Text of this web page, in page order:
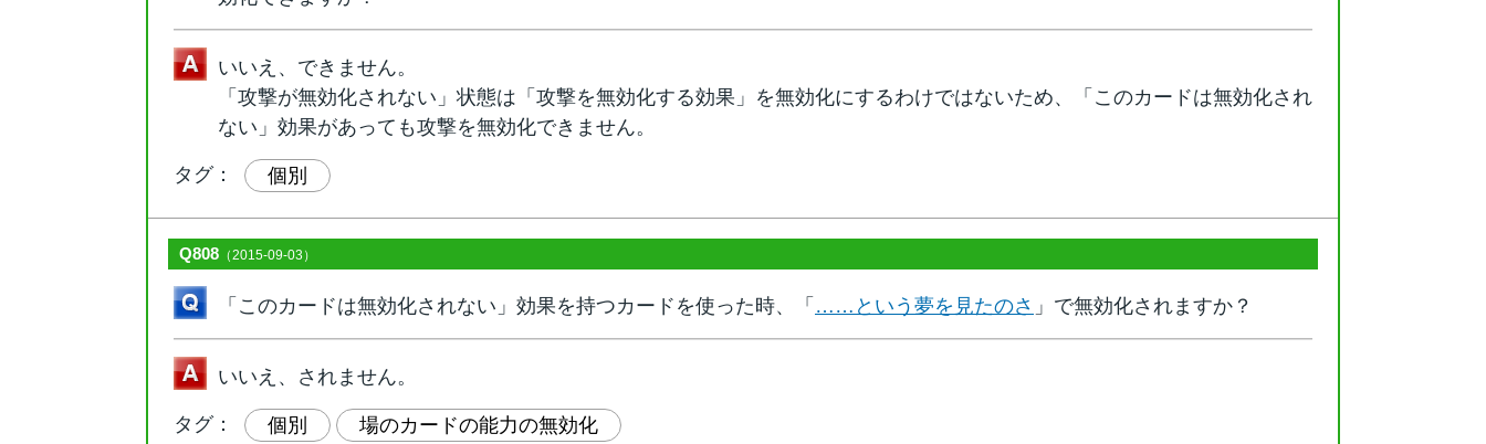
いいえ、できません。
「攻撃が無効化されない」状態は「攻撃を無効化する効果」を無効化にするわけではないため、「このカードは無効化され
ない」効果があっても攻撃を無効化できません。
タグ： 個別
Q808 （2015-09-03）
「このカードは無効化されない」効果を持つカードを使った時、「 ……という夢を見たのさ 」で無効化されますか？
いいえ、されません。
タグ： 個別 場のカードの能力の無効化